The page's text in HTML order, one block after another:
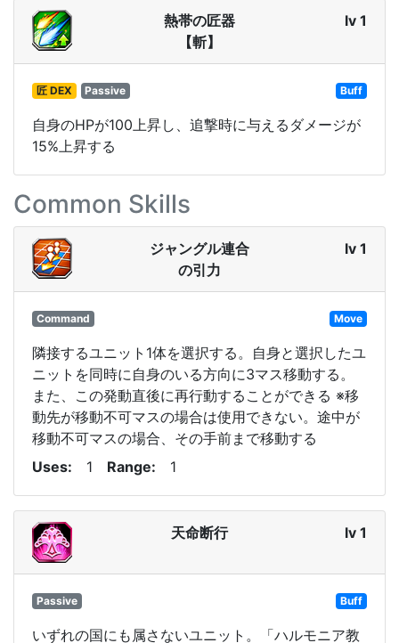
熱帯の匠器
【斬】
lv 1
匠 DEX Passive Buff
自身のHPが100上昇し、追撃時に与えるダメージが
15%上昇する
Common Skills
ジャングル連合
の引力
lv 1
Command Move
隣接するユニット1体を選択する。自身と選択したユ
ニットを同時に自身のいる方向に3マス移動する。
また、この発動直後に再行動することができる ※移
動先が移動不可マスの場合は使用できない。途中が
移動不可マスの場合、その手前まで移動する
Uses
1 Range 1
天命断行 lv 1
Passive Buff
いずれの国にも属さないユニット。「ハルモニア教